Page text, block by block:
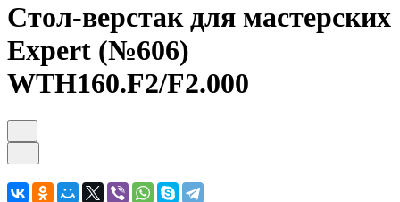
Стол-верстак для мастерских
Expert (№606)
WTH160.F2/F2.000